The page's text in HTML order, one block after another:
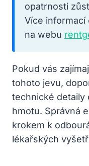
opatrnosti
Více
na webu
Pokud vás
tohoto jevu,
technické detaily
hmotu. Správná
krokem k
lékařských